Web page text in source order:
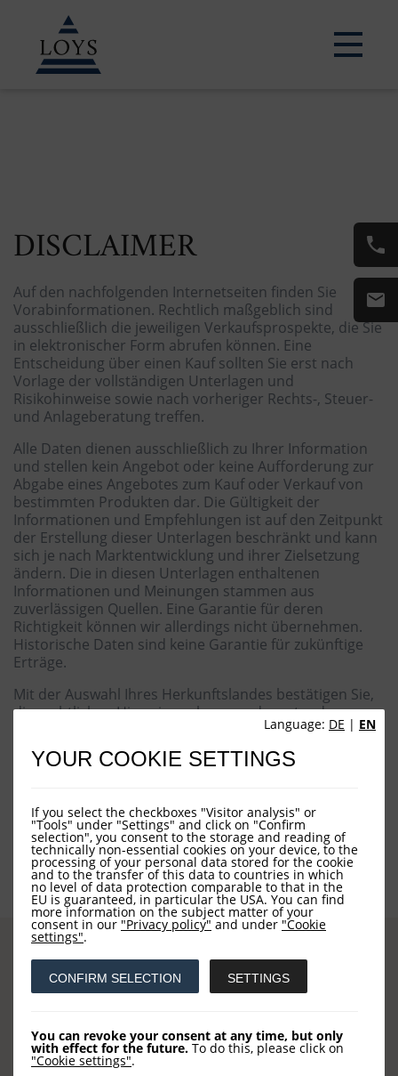
Language: DE | EN
YOUR COOKIE SETTINGS
If you select the checkboxes "Visitor analysis" or
"Tools" under "Settings" and click on "Confirm
selection", you consent to the storage and reading of
technically non-essential cookies on your device, to the
processing of your personal data stored for the cookie
and to the transfer of this data to countries in which
no level of data protection comparable to that in the
EU is guaranteed, in particular the USA. You can find
more information on the subject matter of your
consent in our "Privacy policy" and under "Cookie
settings".
CONFIRM SELECTION SETTINGS
You can revoke your consent at any time, but only
with effect for the future. To do this, please click on
"Cookie settings".
DISCLAIMER
Auf den nachfolgenden Internetseiten finden Sie
Vorabinformationen. Rechtlich maßgeblich sind
ausschließlich die jeweiligen Verkaufsprospekte, die Sie
in elektronischer Form abrufen können. Eine
Entscheidung über einen Kauf sollten Sie erst nach
Vorlage der vollständigen Unterlagen und
Risikohinweise sowie nach vorheriger Rechts-, Steuer-
und Anlageberatung treffen.
Alle Daten dienen ausschließlich zu Ihrer Information
und stellen kein Angebot oder keine Aufforderung zur
Abgabe eines Angebotes zum Kauf oder Verkauf von
bestimmten Produkten dar. Die Gültigkeit der
Informationen und Empfehlungen ist auf den Zeitpunkt
der Erstellung dieser Unterlagen beschränkt und kann
sich je nach Marktentwicklung und ihrer Zielsetzung
ändern. Die in diesen Unterlagen enthaltenen
Informationen und Meinungen stammen aus
zuverlässigen Quellen. Eine Garantie für deren
Richtigkeit können wir allerdings nicht übernehmen.
Historische Daten sind keine Garantie für zukünftige
Erträge.
Mit der Auswahl Ihres Herkunftslandes bestätigen Sie,
die rechtlichen Hinweise gelesen und verstanden zu
Sites
HOME